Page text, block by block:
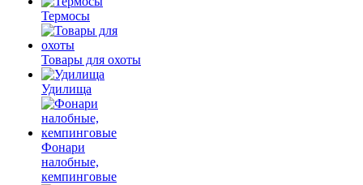
Термосы
Товары для охоты
Удилища
Фонари
налобные,
кемпинговые